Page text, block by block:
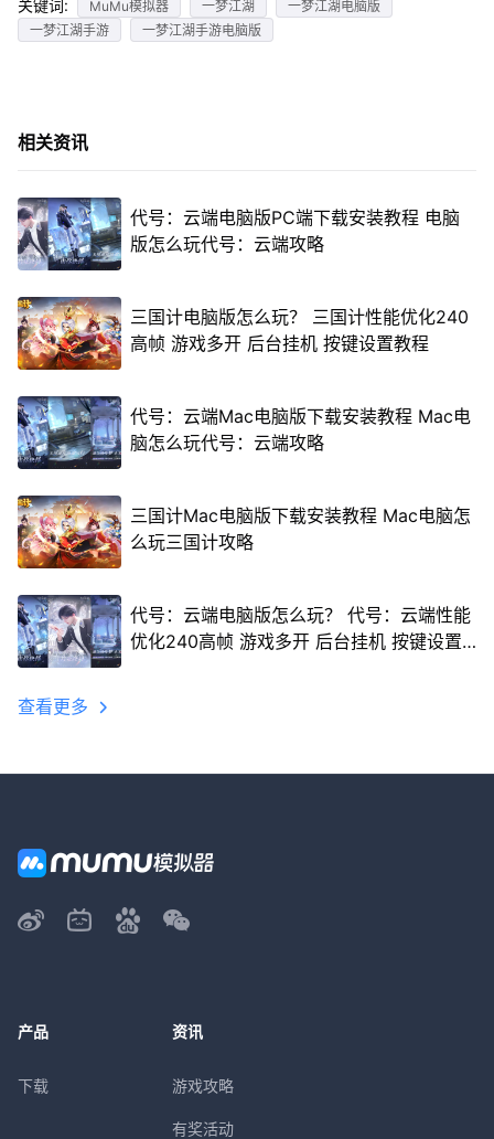
关键词: MuMu模拟器 一梦江湖
一梦江湖电脑版
一梦江湖手游
一梦江湖手游电脑版
相关资讯
代号：云端电脑版PC端下载安装教程 电脑
版怎么玩代号：云端攻略
三国计电脑版怎么玩？ 三国计性能优化240
高帧 游戏多开 后台挂机 按键设置教程
代号：云端Mac电脑版下载安装教程 Mac电
脑怎么玩代号：云端攻略
三国计Mac电脑版下载安装教程 Mac电脑怎
么玩三国计攻略
代号：云端电脑版怎么玩？ 代号：云端性能
优化240高帧 游戏多开 后台挂机 按键设置
查看更多
产品
下载
资讯
游戏攻略
有奖活动